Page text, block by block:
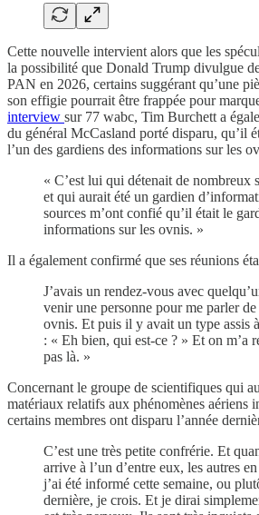
Cette nouvelle intervient alors que les
la possibilité que Donald Trump divulgue
PAN en 2026, certains suggérant qu’une
son effigie pourrait être frappée pour
interview sur 77 wabc, Tim Burchett a
du général McCasland porté disparu, qu’il
l’un des gardiens des informations sur les
« C’est lui qui détenait de nombreux
et qui aurait été un gardien
sources m’ont confié qu’il était le
informations sur les ovnis. »
Il a également confirmé que ses réunions
J’avais un rendez-vous avec
venir une personne pour me parler
ovnis. Et puis il y avait un type assis
: « Eh bien, qui est-ce ? » Et on m’a
pas là. »
Concernant le groupe de scientifiques qui
matériaux relatifs aux phénomènes aériens
certains membres ont disparu l’année
C’est une très petite confrérie. Et
arrive à l’un d’entre eux, les autres
j’ai été informé cette semaine, ou
dernière, je crois. Et je dirai